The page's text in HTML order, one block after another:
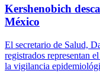
Kershenobich
México
El secretario de Salud,
registrados representan
la vigilancia